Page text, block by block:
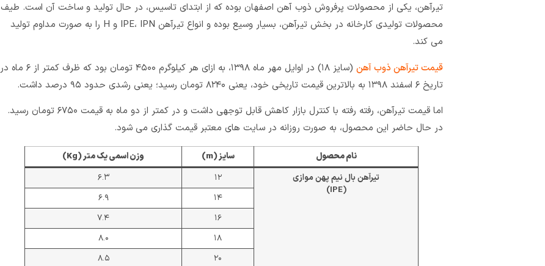
تیرآهن، یکی از محصولات پرفروش ذوب آهن اصفهان بوده که از ابتدای تاسیس، در حال تولید و ساخت آن است. طیف
محصولات تولیدی کارخانه در بخش تیرآهن، بسیار وسیع بوده و انواع تیرآهن IPE، IPN و H را به‌ صورت مداوم تولید
می‌ کند.
قیمت تیرآهن ذوب آهن
(سایز ۱۸) در اوایل مهر ماه ۱۳۹۸، به ازای هر کیلوگرم ۴۵۰۰ تومان بود که ظرف کمتر از ۶ ماه در
تاریخ ۶ اسفند ۱۳۹۸ به بالاترین قیمت تاریخی خود، یعنی ۸۲۴۰ تومان رسید؛ یعنی رشدی حدود ۹۵ درصد داشت.
اما قیمت‌ تیرآهن، رفته رفته با کنترل بازار کاهش قابل توجهی داشت و در کمتر از دو ماه به قیمت ۶۷۵۰ تومان رسید.
در حال حاضر این محصول، به صورت روزانه در سایت های معتبر قیمت گذاری می شود.
نام محصول سایز (m)
وزن اسمی یک متر (Kg)
تیرآهن بال نیم پهن موازی
(
IPE
)
۱۲
۶.۳
۱۴
۶.۹
۱۶
۷.۴
۱۸
۸.۰
۲۰
۸.۵